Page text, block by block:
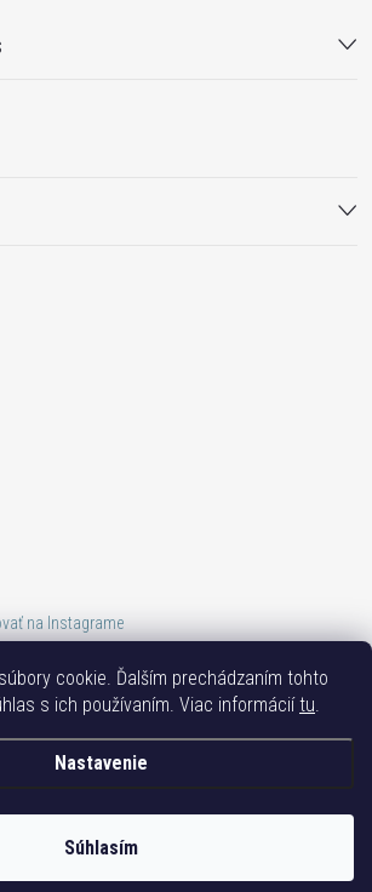
cookie. Ďalším prechádzaním tohto
s ich používaním. Viac informáciítu.
Nastavenie
Súhlasím
na Instagrame
Vše k mobilu Mobil příslušenství
2026Bižutéria TOP. Všetky práva vyhradené.